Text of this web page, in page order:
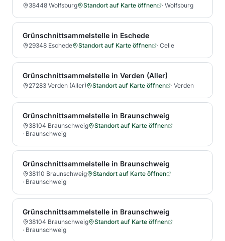
38448 Wolfsburg Standort auf Karte öffnen · Wolfsburg
Grünschnittsammelstelle in Eschede
29348 Eschede Standort auf Karte öffnen · Celle
Grünschnittsammelstelle in Verden (Aller)
27283 Verden (Aller) Standort auf Karte öffnen · Verden
Grünschnittsammelstelle in Braunschweig
38104 Braunschweig
Standort auf Karte öffnen
· Braunschweig
Grünschnittsammelstelle in Braunschweig
38110 Braunschweig
Standort auf Karte öffnen
· Braunschweig
Grünschnittsammelstelle in Braunschweig
38104 Braunschweig
Standort auf Karte öffnen
· Braunschweig